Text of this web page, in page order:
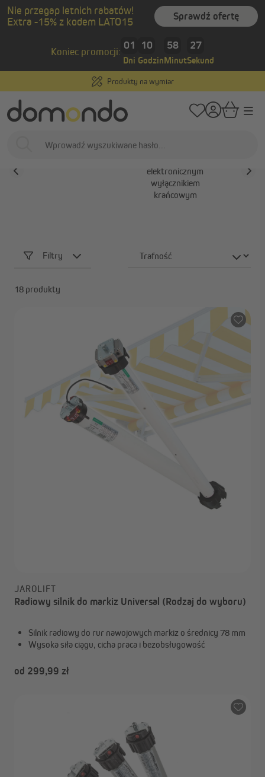
zawartości
Nie przegap letnich rabatów!
Extra -15% z kodem LATO15
Sprawdź ofertę
Koniec promocji: 01
Dni
10
Godzin
58
Minut
26
Sekund
Produkty na wymiar
Strona główna Inteligentny dom i napędy / Silniki do rolet zewnętrznych
Silniki rurowe z
odbiornikiem radiowym
Silniki do rolet zewnętrznych
elektronicznym
wyłącznikiem
krańcowym
Filtry
18 produkty
JAROLIFT
Radiowy silnik do markiz Universal (Rodzaj do wyboru)
Silnik radiowy do rur nawojowych markiz o średnicy 78 mm
Wysoka siła ciągu, cicha praca i bezobsługowość
od 299,99 zł